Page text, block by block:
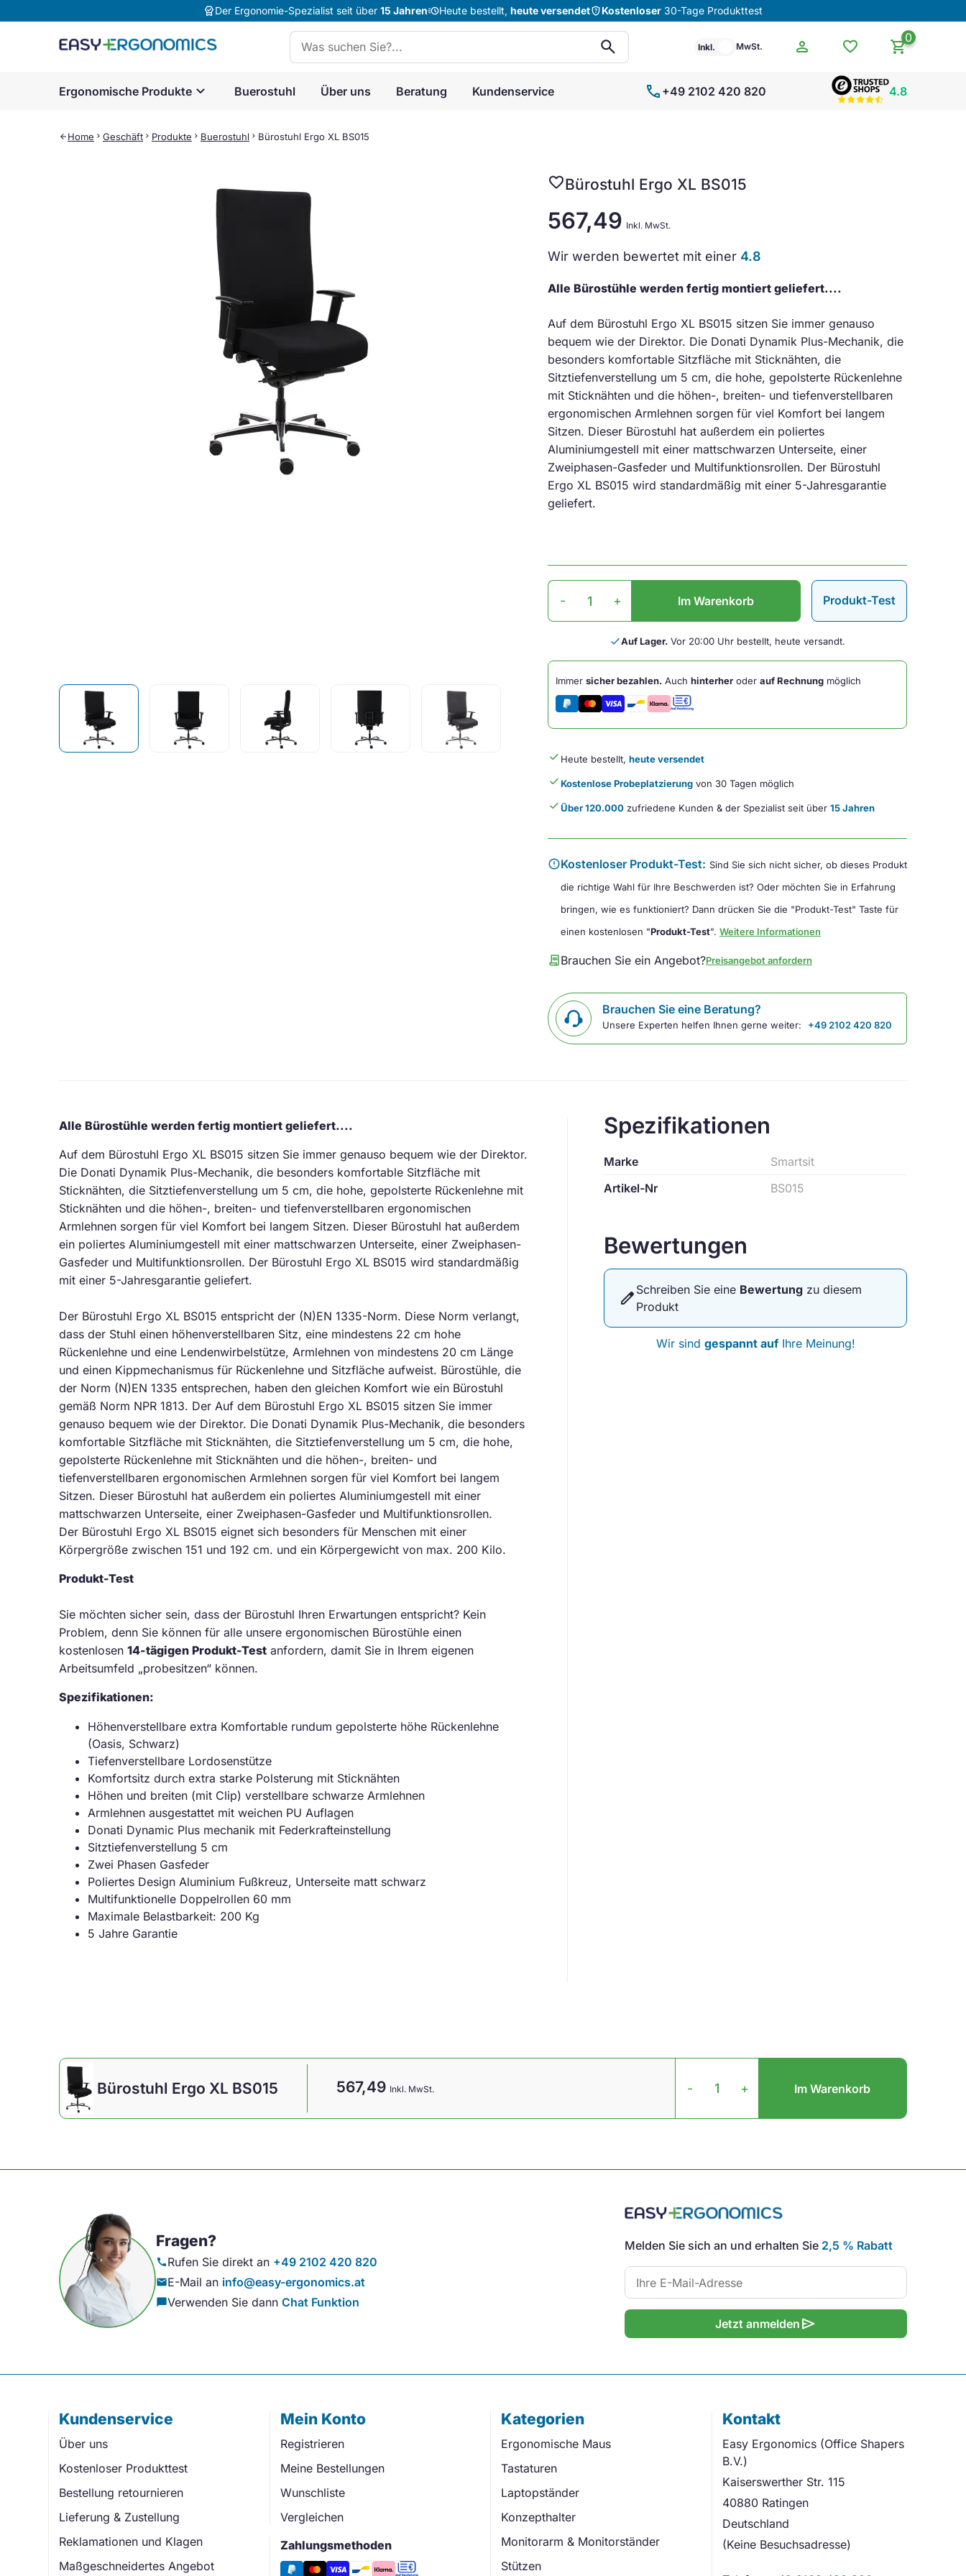
editor_choiceDer Ergonomie-Spezialist seit über 15 JahrenacuteHeute bestellt, heute versendetshield_questionKostenloser 30-Tage Produkttest
Suchen: search Inkl. MwSt. person favorite 0
shopping_cart
Ergonomische Produkte expand_more Buerostuhl Über uns Beratung Kundenservice call +49 2102 420 820 4.8
arrow_back Home chevron_right Geschäft chevron_right Produkte chevron_right Buerostuhl chevron_right Bürostuhl Ergo XL BS015
favoriteBürostuhl Ergo XL BS015
567,49 Inkl. MwSt.
Wir werden bewertet mit einer 4.8
Alle Bürostühle werden fertig montiert geliefert....
Auf dem Bürostuhl Ergo XL BS015 sitzen Sie immer genauso
bequem wie der Direktor. Die Donati Dynamik Plus-Mechanik, die
besonders komfortable Sitzfläche mit Sticknähten, die
Sitztiefenverstellung um 5 cm, die hohe, gepolsterte Rückenlehne
mit Sticknähten und die höhen-, breiten- und tiefenverstellbaren
ergonomischen Armlehnen sorgen für viel Komfort bei langem
Sitzen. Dieser Bürostuhl hat außerdem ein poliertes
Aluminiumgestell mit einer mattschwarzen Unterseite, einer
Zweiphasen-Gasfeder und Multifunktionsrollen. Der Bürostuhl
Ergo XL BS015 wird standardmäßig mit einer 5-Jahresgarantie
geliefert.
Bürostuhl
Ergo
XL
Menge
- + Im Warenkorb Produkt-Test
doneAuf Lager. Vor 20:00 Uhr bestellt, heute versandt.
Immer sicher bezahlen. Auch hinterher oder auf Rechnung möglich
done Heute bestellt, heute versendet
doneKostenlose Probeplatzierung von 30 Tagen möglich
doneÜber 120.000 zufriedene Kunden & der Spezialist seit über 15 Jahren
errorKostenloser Produkt-Test: Sind Sie sich nicht sicher, ob dieses Produkt
die richtige Wahl für Ihre Beschwerden ist? Oder möchten Sie in Erfahrung
bringen, wie es funktioniert? Dann drücken Sie die "Produkt-Test" Taste für
einen kostenlosen "Produkt-Test". Weitere Informationen
contractBrauchen Sie ein Angebot?Preisangebot anfordern
Brauchen Sie eine Beratung?
Unsere Experten helfen Ihnen gerne weiter: +49 2102 420 820
Alle Bürostühle werden fertig montiert geliefert....
Auf dem Bürostuhl Ergo XL BS015 sitzen Sie immer genauso bequem wie der Direktor.
Die Donati Dynamik Plus-Mechanik, die besonders komfortable Sitzfläche mit
Sticknähten, die Sitztiefenverstellung um 5 cm, die hohe, gepolsterte Rückenlehne mit
Sticknähten und die höhen-, breiten- und tiefenverstellbaren ergonomischen
Armlehnen sorgen für viel Komfort bei langem Sitzen. Dieser Bürostuhl hat außerdem
ein poliertes Aluminiumgestell mit einer mattschwarzen Unterseite, einer Zweiphasen-
Gasfeder und Multifunktionsrollen. Der Bürostuhl Ergo XL BS015 wird standardmäßig
mit einer 5-Jahresgarantie geliefert.
Der Bürostuhl Ergo XL BS015 entspricht der (N)EN 1335-Norm. Diese Norm verlangt,
dass der Stuhl einen höhenverstellbaren Sitz, eine mindestens 22 cm hohe
Rückenlehne und eine Lendenwirbelstütze, Armlehnen von mindestens 20 cm Länge
und einen Kippmechanismus für Rückenlehne und Sitzfläche aufweist. Bürostühle, die
der Norm (N)EN 1335 entsprechen, haben den gleichen Komfort wie ein Bürostuhl
gemäß Norm NPR 1813. Der Auf dem Bürostuhl Ergo XL BS015 sitzen Sie immer
genauso bequem wie der Direktor. Die Donati Dynamik Plus-Mechanik, die besonders
komfortable Sitzfläche mit Sticknähten, die Sitztiefenverstellung um 5 cm, die hohe,
gepolsterte Rückenlehne mit Sticknähten und die höhen-, breiten- und
tiefenverstellbaren ergonomischen Armlehnen sorgen für viel Komfort bei langem
Sitzen. Dieser Bürostuhl hat außerdem ein poliertes Aluminiumgestell mit einer
mattschwarzen Unterseite, einer Zweiphasen-Gasfeder und Multifunktionsrollen.
Der Bürostuhl Ergo XL BS015 eignet sich besonders für Menschen mit einer
Körpergröße zwischen 151 und 192 cm. und ein Körpergewicht von max. 200 Kilo.
Produkt-Test
Sie möchten sicher sein, dass der Bürostuhl Ihren Erwartungen entspricht? Kein
Problem, denn Sie können für alle unsere ergonomischen Bürostühle einen
kostenlosen 14-tägigen Produkt-Test anfordern, damit Sie in Ihrem eigenen
Arbeitsumfeld „probesitzen“ können.
Spezifikationen:
Höhenverstellbare extra Komfortable rundum gepolsterte höhe Rückenlehne
(Oasis, Schwarz)
Tiefenverstellbare Lordosenstütze
Komfortsitz durch extra starke Polsterung mit Sticknähten
Höhen und breiten (mit Clip) verstellbare schwarze Armlehnen
Armlehnen ausgestattet mit weichen PU Auflagen
Donati Dynamic Plus mechanik mit Federkrafteinstellung
Sitztiefenverstellung 5 cm
Zwei Phasen Gasfeder
Poliertes Design Aluminium Fußkreuz, Unterseite matt schwarz
Multifunktionelle Doppelrollen 60 mm
Maximale Belastbarkeit: 200 Kg
5 Jahre Garantie
Spezifikationen
Marke
Smartsit
Artikel-Nr
BS015
Bewertungen
edit Schreiben Sie eine Bewertung zu diesem
Produkt
Wir sind gespannt aufIhre Meinung!
Bürostuhl Ergo XL BS015 567,49 Inkl. MwSt.
BS015
- + Im Warenkorb
Fragen?
callRufen Sie direkt an +49 2102 420 820
mailE-Mail an info@easy-ergonomics.at
chat_bubbleVerwenden Sie dann Chat Funktion
Melden Sie sich an und erhalten Sie 2,5 % Rabatt
Jetzt anmelden send
Kundenservice
Über uns
Kostenloser Produkttest
Bestellung retournieren
Lieferung & Zustellung
Reklamationen und Klagen
Maßgeschneidertes Angebot
Mein Konto
Registrieren
Meine Bestellungen
Wunschliste
Vergleichen
Zahlungsmethoden
Kategorien
Ergonomische Maus
Tastaturen
Laptopständer
Konzepthalter
Monitorarm & Monitorständer
Stützen
Kontakt
Easy Ergonomics (Office Shapers
B.V.)
Kaiserswerther Str. 115
40880 Ratingen
Deutschland
(Keine Besuchsadresse)